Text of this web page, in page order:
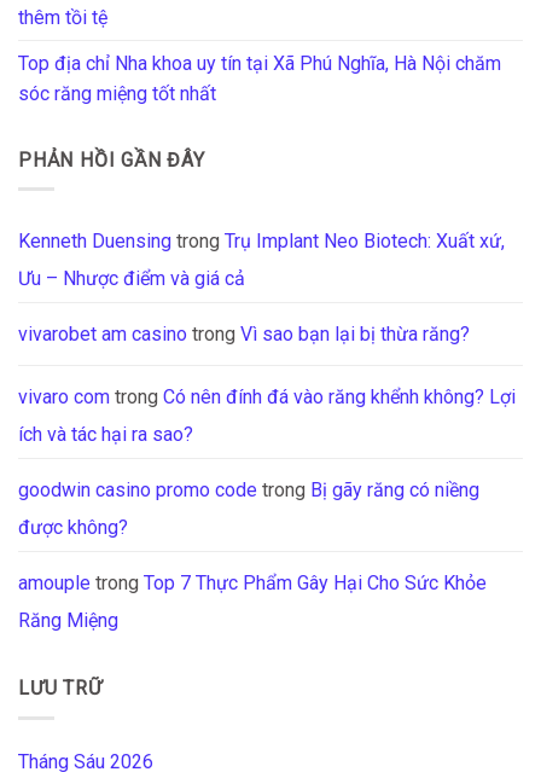
thêm tồi tệ
Top địa chỉ Nha khoa uy tín tại Xã Phú Nghĩa, Hà Nội chăm
sóc răng miệng tốt nhất
PHẢN HỒI GẦN ĐÂY
Kenneth Duensing trong Trụ Implant Neo Biotech: Xuất xứ,
Ưu – Nhược điểm và giá cả
vivarobet am casino trong Vì sao bạn lại bị thừa răng?
vivaro com trong Có nên đính đá vào răng khểnh không? Lợi
ích và tác hại ra sao?
goodwin casino promo code trong Bị gãy răng có niềng
được không?
amouple trong Top 7 Thực Phẩm Gây Hại Cho Sức Khỏe
Răng Miệng
LƯU TRỮ
Tháng Sáu 2026